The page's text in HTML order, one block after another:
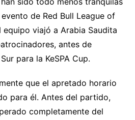
de Red Bull League of
equipo viajó a Arabia Saudita
antes de
para la KeSPA Cup.
que el apretado horario
para él. Antes del partido,
completamente del